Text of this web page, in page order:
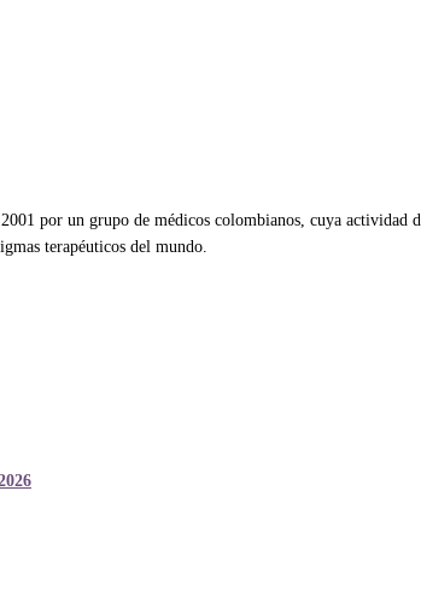
por un grupo de médicos colombianos, cuya actividad
terapéuticos del mundo.